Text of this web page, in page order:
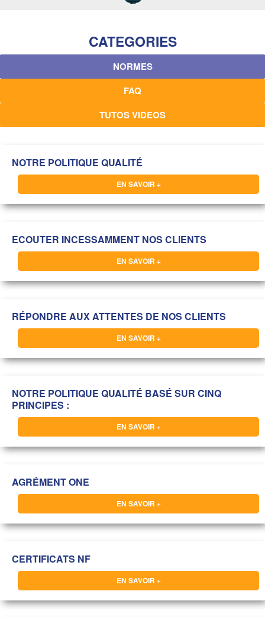
CATEGORIES
NORMES
FAQ
TUTOS VIDEOS
NOTRE POLITIQUE QUALITÉ
EN SAVOIR +
ECOUTER INCESSAMMENT NOS CLIENTS
EN SAVOIR +
RÉPONDRE AUX ATTENTES DE NOS CLIENTS
EN SAVOIR +
NOTRE POLITIQUE QUALITÉ BASÉ SUR CINQ
PRINCIPES :
EN SAVOIR +
AGRÉMENT ONE
EN SAVOIR +
CERTIFICATS NF
EN SAVOIR +